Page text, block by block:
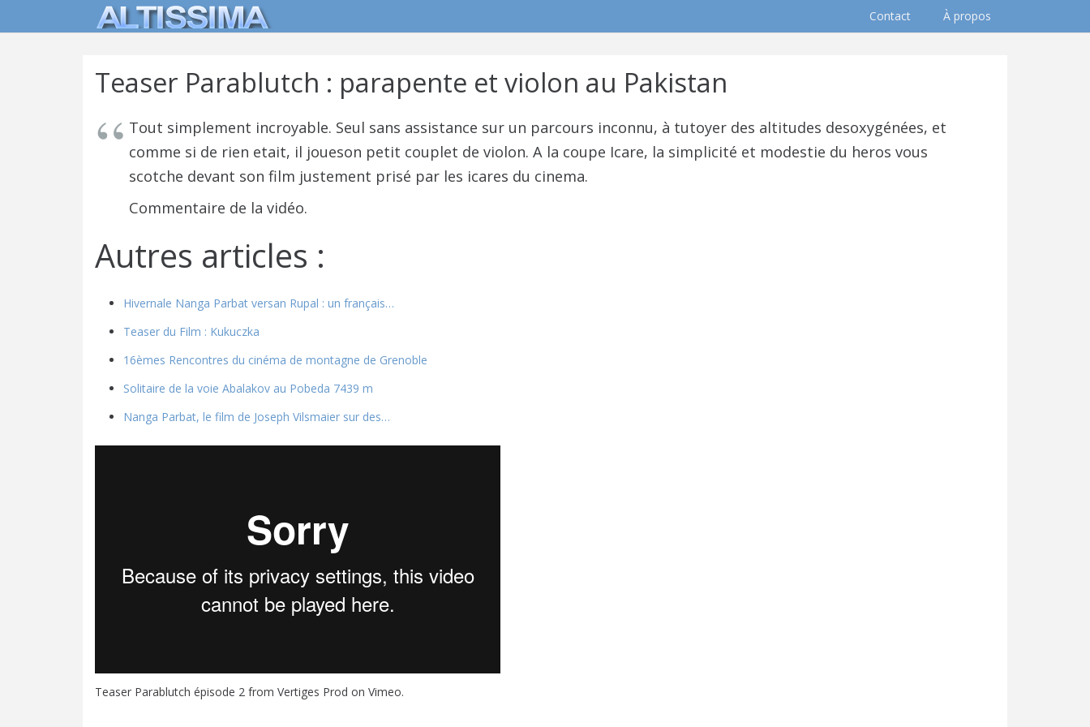
Contact À propos
Teaser Parablutch : parapente et violon au Pakistan
Tout simplement incroyable. Seul sans assistance sur un parcours inconnu, à tutoyer des altitudes desoxygénées, et
comme si de rien etait, il joueson petit couplet de violon. A la coupe Icare, la simplicité et modestie du heros vous
scotche devant son film justement prisé par les icares du cinema.
Commentaire de la vidéo.
Autres articles :
Hivernale Nanga Parbat versan Rupal : un français…
Teaser du Film : Kukuczka
16èmes Rencontres du cinéma de montagne de Grenoble
Solitaire de la voie Abalakov au Pobeda 7439 m
Nanga Parbat, le film de Joseph Vilsmaier sur des…
Teaser Parablutch épisode 2 from Vertiges Prod on Vimeo.